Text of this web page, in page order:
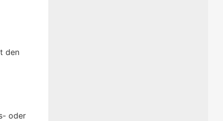
den
oder